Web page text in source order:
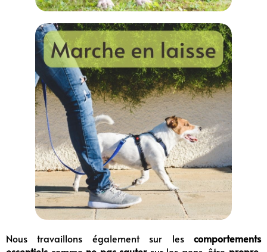
Nous travaillons également sur les comportements